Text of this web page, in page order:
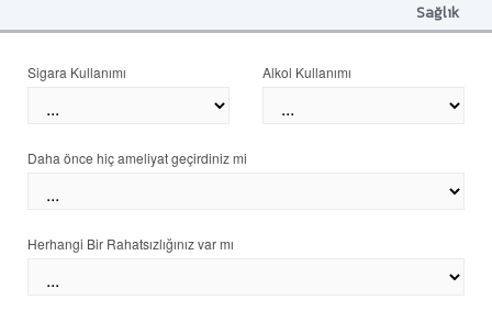
Sağlık
Sigara Kullanımı Alkol Kullanımı
Daha önce hiç ameliyat geçirdiniz mi
Herhangi Bir Rahatsızlığınız var mı